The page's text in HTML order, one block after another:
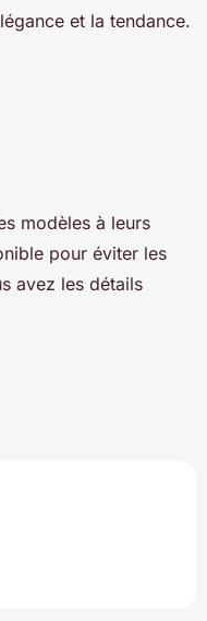
et la tendance.
modèles à leurs
pour éviter les
avez les détails